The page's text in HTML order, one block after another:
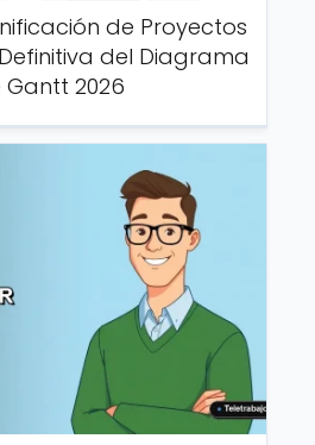
de Proyectos
del Diagrama
Gantt 2026